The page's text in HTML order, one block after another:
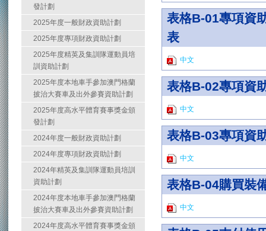
發計劃
2025年度一般財政資助計劃
2025年度專項財政資助計劃
2025年度精英及集訓隊運動員培
訓資助計劃
2025年度本地車手參加澳門格蘭
披治大賽車及出外參賽資助計劃
2025年度高水平體育賽事獎金頒
發計劃
2024年度一般財政資助計劃
2024年度專項財政資助計劃
2024年精英及集訓隊運動員培訓
資助計劃
2024年度本地車手參加澳門格蘭
披治大賽車及出外參賽資助計劃
2024年度高水平體育賽事獎金頒
表格B-01專項資
表
中文
表格B-02專項資
中文
表格B-03專項資
中文
表格B-04購買裝
中文